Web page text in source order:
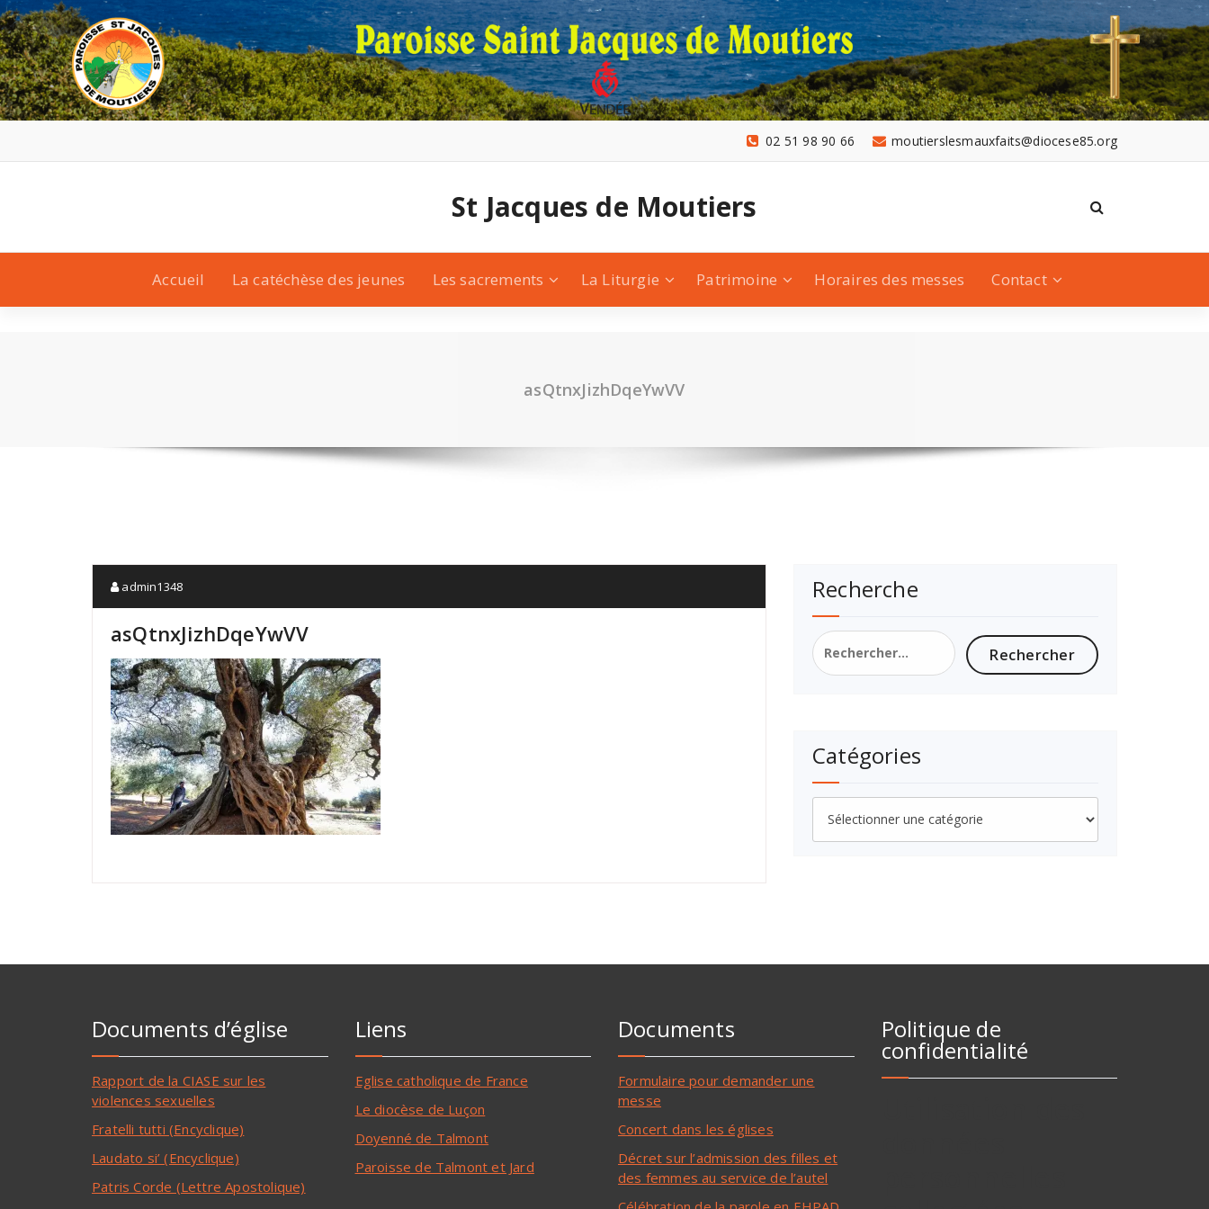
moutierslesmauxfaits@diocese85.org
02 51 98 90 66
St Jacques de Moutiers
Accueil La catéchèse des jeunes Les sacrements La Liturgie Patrimoine Horaires des messes Contact
asQtnxJizhDqeYwVV
admin1348
asQtnxJizhDqeYwVV
Recherche
Catégories
Documents d’église
Rapport de la CIASE sur les
violences sexuelles
Fratelli tutti (Encyclique)
Laudato si’ (Encyclique)
Patris Corde (Lettre Apostolique)
Liens
Eglise catholique de France
Le diocèse de Luçon
Doyenné de Talmont
Paroisse de Talmont et Jard
Documents
Formulaire pour demander une
messe
Concert dans les églises
Décret sur l’admission des filles et
des femmes au service de l’autel
Politique de
confidentialité